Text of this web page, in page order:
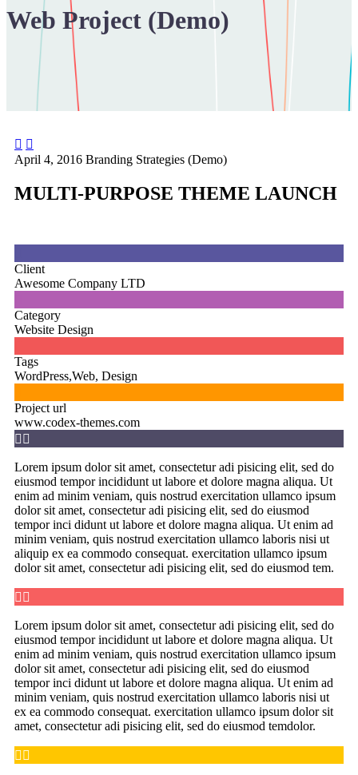
Web Project (Demo)
 
April 4, 2016 Branding Strategies (Demo)
MULTI-PURPOSE THEME LAUNCH
Client
Awesome Company LTD
Category
Website Design
Tags
WordPress,Web, Design
Project url
www.codex-themes.com
 
Lorem ipsum dolor sit amet, consectetur adi pisicing elit, sed do
eiusmod tempor incididunt ut labore et dolore magna aliqua. Ut
enim ad minim veniam, quis nostrud exercitation ullamco ipsum
dolor sit amet, consectetur adi pisicing elit, sed do eiusmod
tempor inci didunt ut labore et dolore magna aliqua. Ut enim ad
minim veniam, quis nostrud exercitation ullamco laboris nisi ut
aliquip ex ea commodo consequat. exercitation ullamco ipsum
dolor sit amet, consectetur adi pisicing elit, sed do eiusmod tem.
 
Lorem ipsum dolor sit amet, consectetur adi pisicing elit, sed do
eiusmod tempor incididunt ut labore et dolore magna aliqua. Ut
enim ad minim veniam, quis nostrud exercitation ullamco ipsum
dolor sit amet, consectetur adi pisicing elit, sed do eiusmod
tempor inci didunt ut labore et dolore magna aliqua. Ut enim ad
minim veniam, quis nostrud exercitation ullamco laboris nisi ut
ex ea commodo consequat. exercitation ullamco ipsum dolor sit
amet, consectetur adi pisicing elit, sed do eiusmod temdolor.
 